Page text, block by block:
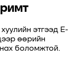
этгээд E-
өөрийн
боломжтой.